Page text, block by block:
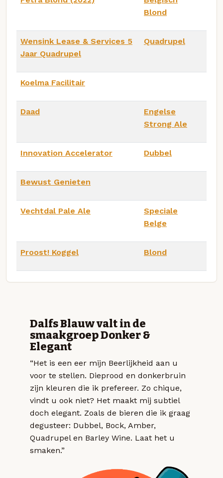
Blond
Wensink Lease & Services 5
Jaar Quadrupel
Quadrupel
Koelma Facilitair
Daad
Engelse
Strong Ale
Innovation Accelerator Dubbel
Bewust Genieten
Vechtdal Pale Ale
Speciale
Belge
Proost! Koggel Blond
Dalfs Blauw valt in de
smaakgroep Donker &
Elegant
“Het is een eer mijn Beerlijkheid aan u
voor te stellen. Dieprood en donkerbruin
zijn kleuren die ik prefereer. Zo chique,
vindt u ook niet? Het maakt mij subtiel
doch elegant. Zoals de bieren die ik graag
degusteer: Dubbel, Bock, Amber,
Quadrupel en Barley Wine. Laat het u
smaken.”